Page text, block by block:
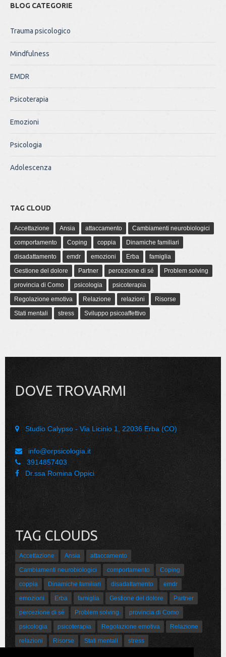
BLOG CATEGORIE
Trauma psicologico
Mindfulness
EMDR
Psicoterapia
Emozioni
Psicologia
Adolescenza
TAG CLOUD
Accettazione Ansia attaccamento
Cambiamenti neurobiologici
comportamento
Coping coppia
Dinamiche familiari
disadattamento
emdr emozioni Erba
famiglia
Gestione del dolore
Partner percezione di sé
Problem solving
provincia di Como
psicologia
psicoterapia
Regolazione emotiva
Relazione relazioni
Risorse
Stati mentali
stress Sviluppo psicoaffettivo
DOVE TROVARMI
Studio Calypso - Via Licinio 1, 22036 Erba (CO)
info@orpsicologia.it
3914857403
Dr.ssa Romina Oppici
TAG CLOUDS
Accettazione Ansia
attaccamento
Cambiamenti neurobiologici
comportamento
Coping
coppia
Dinamiche familiari disadattamento
emdr
emozioni
Erba famiglia Gestione del dolore
Partner
percezione di sé
Problem solving
provincia di Como
psicologia
psicoterapia Regolazione emotiva
Relazione
relazioni
Risorse Stati mentali
stress